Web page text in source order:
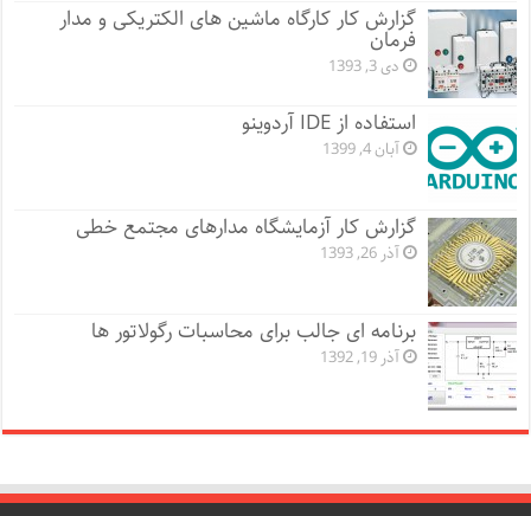
گزارش کار کارگاه ماشین های الکتریکی و مدار
فرمان
دی 3, 1393
استفاده از IDE آردوینو
آبان 4, 1399
گزارش کار آزمایشگاه مدارهای مجتمع خطی
آذر 26, 1393
برنامه ای جالب برای محاسبات رگولاتور ها
آذر 19, 1392